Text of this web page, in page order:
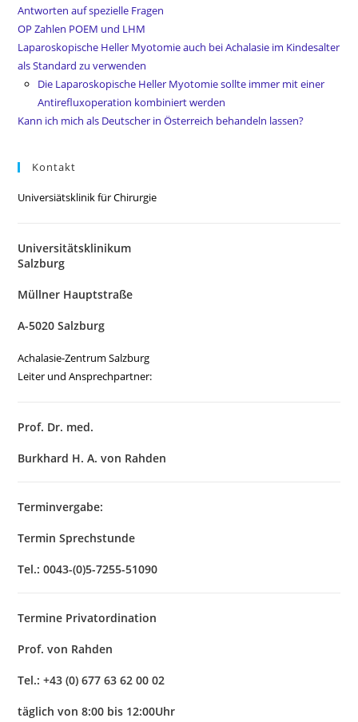
Antworten auf spezielle Fragen
OP Zahlen POEM und LHM
Laparoskopische Heller Myotomie auch bei Achalasie im Kindesalter
als Standard zu verwenden
Die Laparoskopische Heller Myotomie sollte immer mit einer
Antirefluxoperation kombiniert werden
Kann ich mich als Deutscher in Österreich behandeln lassen?
Kontakt
Universiätsklinik für Chirurgie
Universitätsklinikum
Salzburg
Müllner Hauptstraße
A-5020 Salzburg
Achalasie-Zentrum Salzburg
Leiter und Ansprechpartner:
Prof. Dr. med.
Burkhard H. A. von Rahden
Terminvergabe:
Termin Sprechstunde
Tel.: 0043-(0)5-7255-51090
Termine Privatordination
Prof. von Rahden
Tel.: +43 (0) 677 63 62 00 02
täglich von 8:00 bis 12:00Uhr